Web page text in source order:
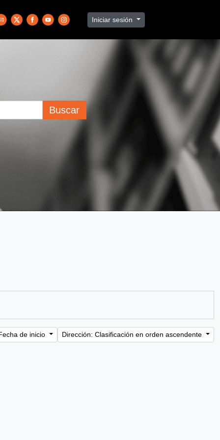
Iniciar sesión
Buscar
de inicio Dirección: Clasificación en orden ascendente